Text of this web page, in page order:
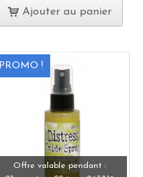
Ajouter au panier
PROMO !
Offre valable pendant :